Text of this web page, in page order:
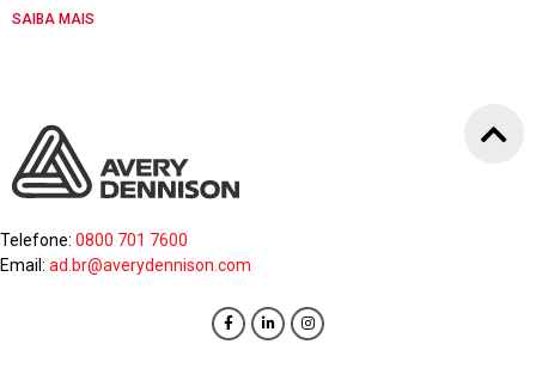
SAIBA MAIS
Telefone: 0800 701 7600
Email: ad.br@averydennison.com